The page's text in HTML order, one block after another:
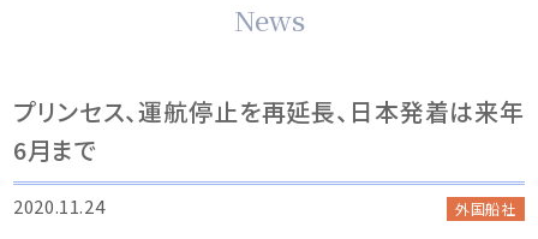
News
プリンセス、運航停止を再延長、日本発着は来年
6月まで
2020.11.24 外国船社